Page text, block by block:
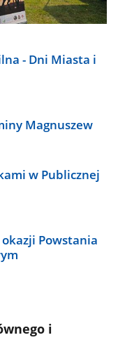
- Dni Miasta i
Magnuszew
w Publicznej
Powstania
i